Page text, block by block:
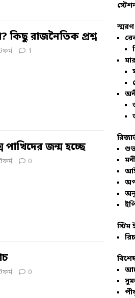
রাজনৈতিক প্রশ্ন
1
জন্ম হচ্ছে
0
0
স্মরণ
স্টিম